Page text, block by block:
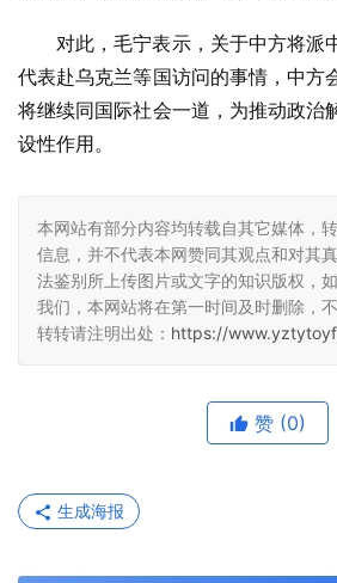
对此，毛宁表示，关于中方将派
代表赴乌克兰等国访问的事情，中方
将继续同国际社会一道，为推动政治
设性作用。
本网站有部分内容均转载自其它媒体，
信息，并不代表本网赞同其观点和对其
法鉴别所上传图片或文字的知识版权，
我们，本网站将在第一时间及时删除，
转转请注明出处： https://
赞 (0)
生成海报